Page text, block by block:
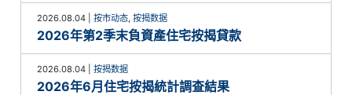
2026.08.04 |按市动态 ,按揭数据
2026年第2季末負資產住宅按揭貸款
2026.08.04 |按揭数据
2026年6月住宅按揭統計調查結果